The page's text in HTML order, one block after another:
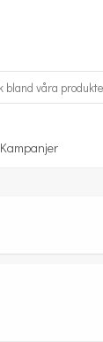
Kampanjer